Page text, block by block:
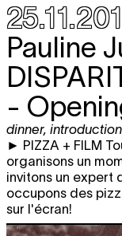
jeu.
10.12
SIC: Public
19:30 - 23:00
film screening
FéVRIER
jeu.
18.02
Lisa
2 + HOTEL
20:30
film screening,
jeu.
25.02
Effi Weiss
20:30
film screening
Pauline
-
dinner, introduction
► PIZZA + FILM
organisons un
invitons un expert
occupons des
sur l'écran!